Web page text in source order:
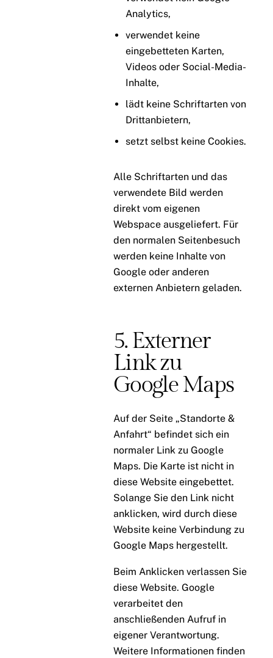
Analytics,
verwendet keine
eingebetteten Karten,
Videos oder Social-Media-
Inhalte,
lädt keine Schriftarten von
Drittanbietern,
setzt selbst keine Cookies.
Alle Schriftarten und das
verwendete Bild werden
direkt vom eigenen
Webspace ausgeliefert. Für
den normalen Seitenbesuch
werden keine Inhalte von
Google oder anderen
externen Anbietern geladen.
5. Externer
Link zu
Google Maps
Auf der Seite „Standorte &
Anfahrt“ befindet sich ein
normaler Link zu Google
Maps. Die Karte ist nicht in
diese Website eingebettet.
Solange Sie den Link nicht
anklicken, wird durch diese
Website keine Verbindung zu
Google Maps hergestellt.
Beim Anklicken verlassen Sie
diese Website. Google
verarbeitet den
anschließenden Aufruf in
eigener Verantwortung.
Weitere Informationen finden